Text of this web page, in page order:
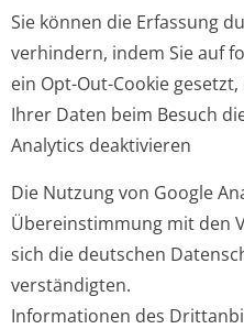
Sie können die Erfassung
verhindern, indem Sie auf
ein Opt-Out-Cookie
Ihrer Daten beim Besuch
Analytics deaktivieren
Die Nutzung von Google
Übereinstimmung mit den
sich die deutschen
verständigten.
Informationen des